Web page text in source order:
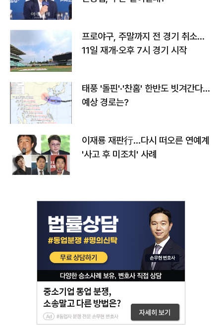
프로야구, 주말까지 전 경기 취소…
11일 재개·오후 7시 경기 시작
태풍 '돌핀'·'찬홈' 한반도 빗겨간다…
예상 경로는?
이재룡 재판行…다시 떠오른 연예계
'사고 후 미조치' 사례